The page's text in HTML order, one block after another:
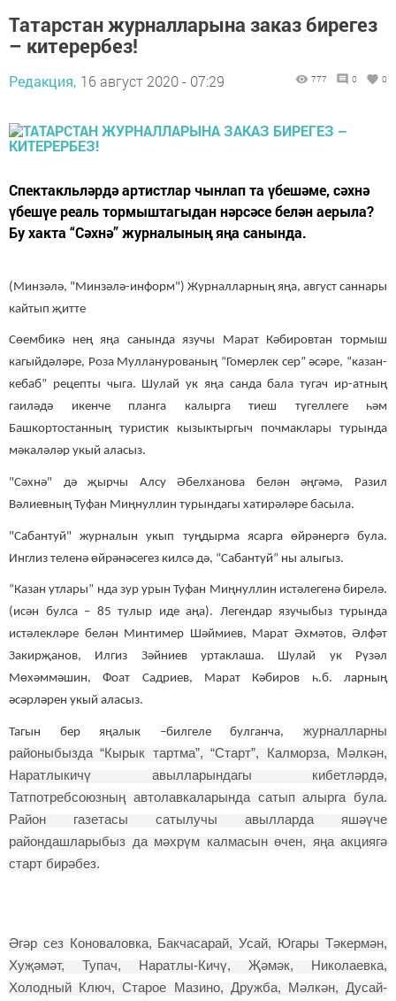
Татарстан журналларына заказ бирегез
– китерербез!
Редакция, 16 август 2020 - 07:29 777 0 0
Спектакльләрдә артистлар чынлап та үбешәме, сәхнә
үбешүе реаль тормыштагыдан нәрсәсе белән аерыла?
Бу хакта “Сәхнә” журналының яңа санында.
(Минзәлә, "Минзәлә-информ") Журналларның яңа, август саннары
кайтып җитте
Сөембикә нең яңа санында язучы Марат Кәбировтан тормыш
кагыйдәләре, Роза Мулланурованың “Гомерлек сер” әсәре, “казан-
кебаб” рецепты чыга. Шулай ук яңа санда бала тугач ир-атның
гаиләдә икенче планга калырга тиеш түгеллеге һәм
Башкортостанның туристик кызыктыргыч почмаклары турында
мәкаләләр укый аласыз.
"Сәхнә" дә җырчы Алсу Әбелханова белән әңгәмә, Разил
Вәлиевның Туфан Миңнуллин турындагы хатирәләре басыла.
"Сабантуй" журналын укып туңдырма ясарга өйрәнергә була.
Инглиз теленә өйрәнәсегез килсә дә, “Сабантуй” ны алыгыз.
“Казан утлары” нда зур урын Туфан Миңнуллин истәлегенә бирелә.
(исән булса – 85 тулыр иде аңа). Легендар язучыбыз турында
истәлекләре белән Минтимер Шәймиев, Марат Әхмәтов, Әлфәт
Закирҗанов, Илгиз Зәйниев уртаклаша. Шулай ук Рүзәл
Мөхәммәшин, Фоат Садриев, Марат Кәбиров һ.б. ларның
әсәрләрен укый аласыз.
Тагын бер яңалык –билгеле булганча, журналларны
районыбызда “Кырык тартма”, “Старт”, Калморза, Мәлкән,
Наратлыкичү авылларындагы кибетләрдә,
Татпотребсоюзның автолавкаларында сатып алырга була.
Район газетасы сатылучы авылларда яшәүче
райондашларыбыз да мәхрүм калмасын өчен, яңа акциягә
старт бирәбез.
Әгәр сез Коноваловка, Бакчасарай, Усай, Югары Тәкермән,
Хуҗәмәт, Тупач, Наратлы-Кичү, Җәмәк, Николаевка,
Холодный Ключ, Старое Мазино, Дружба, Мәлкән, Дусай-